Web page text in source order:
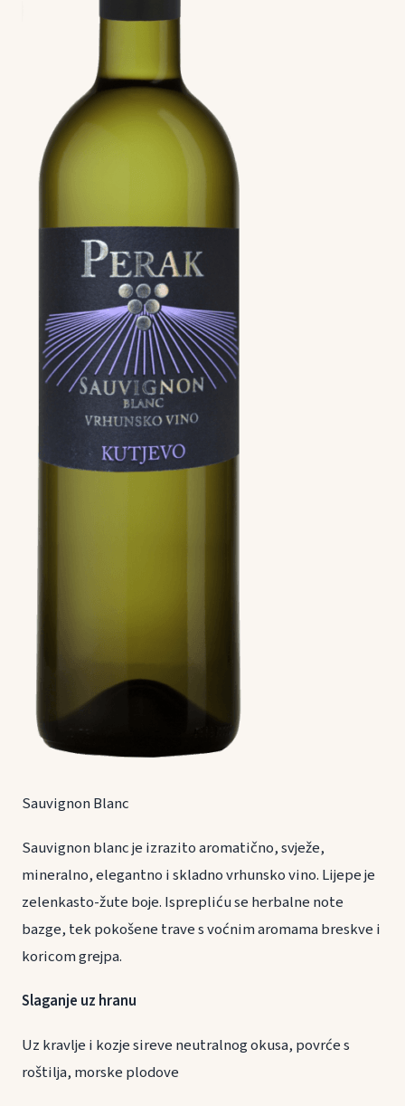
Sauvignon Blanc
Sauvignon blanc je izrazito aromatično, svježe,
mineralno, elegantno i skladno vrhunsko vino. Lijepe je
zelenkasto-žute boje. Isprepliću se herbalne note
bazge, tek pokošene trave s voćnim aromama breskve i
koricom grejpa.
Slaganje uz hranu
Uz kravlje i kozje sireve neutralnog okusa, povrće s
roštilja, morske plodove